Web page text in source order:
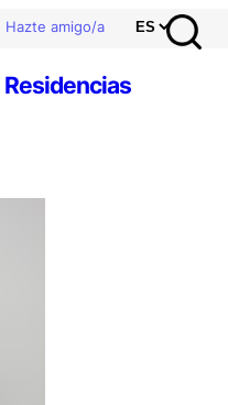
Hazte amigo/a
Residencias